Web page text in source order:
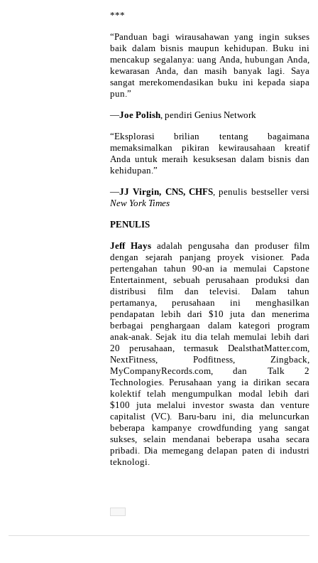
***
“Panduan bagi wirausahawan yang ingin sukses
baik dalam bisnis maupun kehidupan. Buku ini
mencakup segalanya: uang Anda, hubungan Anda,
kewarasan Anda, dan masih banyak lagi. Saya
sangat merekomendasikan buku ini kepada siapa
pun.”
—Joe Polish, pendiri Genius Network
“Eksplorasi brilian tentang bagaimana
memaksimalkan pikiran kewirausahaan kreatif
Anda untuk meraih kesuksesan dalam bisnis dan
kehidupan.”
—JJ Virgin, CNS, CHFS, penulis bestseller versi
New York Times
PENULIS
Jeff Hays adalah pengusaha dan produser film
dengan sejarah panjang proyek visioner. Pada
pertengahan tahun 90-an ia memulai Capstone
Entertainment, sebuah perusahaan produksi dan
distribusi film dan televisi. Dalam tahun
pertamanya, perusahaan ini menghasilkan
pendapatan lebih dari $10 juta dan menerima
berbagai penghargaan dalam kategori program
anak-anak. Sejak itu dia telah memulai lebih dari
20 perusahaan, termasuk DealsthatMatter.com,
NextFitness, Podfitness, Zingback,
MyCompanyRecords.com, dan Talk 2
Technologies. Perusahaan yang ia dirikan secara
kolektif telah mengumpulkan modal lebih dari
$100 juta melalui investor swasta dan venture
capitalist (VC). Baru-baru ini, dia meluncurkan
beberapa kampanye crowdfunding yang sangat
sukses, selain mendanai beberapa usaha secara
pribadi. Dia memegang delapan paten di industri
teknologi.